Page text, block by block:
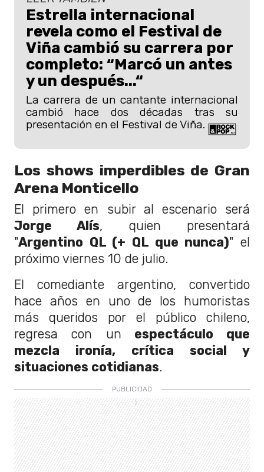
Estrella internacional
revela como el Festival de
Viña cambió su carrera por
completo: “Marcó un antes
y un después...“
La carrera de un cantante internacional
cambió hace dos décadas tras su
presentación en el Festival de Viña.
Los shows imperdibles de Gran
Arena Monticello
El primero en subir al escenario será
Jorge Alís, quien presentará
"Argentino QL (+ QL que nunca)" el
próximo viernes 10 de julio.
El comediante argentino, convertido
hace años en uno de los humoristas
más queridos por el público chileno,
regresa con un espectáculo que
mezcla ironía, crítica social y
situaciones cotidianas.